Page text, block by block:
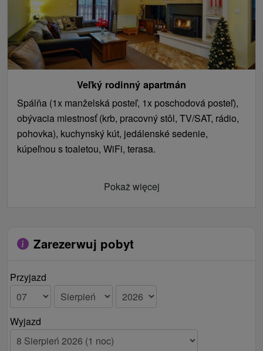
Veľký rodinný apartmán
Spálňa (1x manželská posteľ, 1x poschodová posteľ),
obývacia miestnosť (krb, pracovný stôl, TV/SAT, rádio,
pohovka), kuchynský kút, jedálenské sedenie,
kúpeľnou s toaletou, WiFi, terasa.
Pokaż więcej
Zarezerwuj pobyt
Przyjazd
Wyjazd